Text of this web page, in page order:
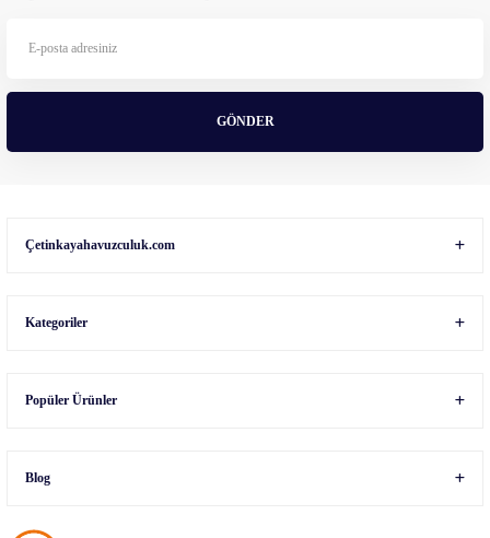
Ürün fiyatı diğer sitelerden daha pahalı.
GÖNDER
Çetinkayahavuzculuk.com
Kategoriler
Popüler Ürünler
Blog